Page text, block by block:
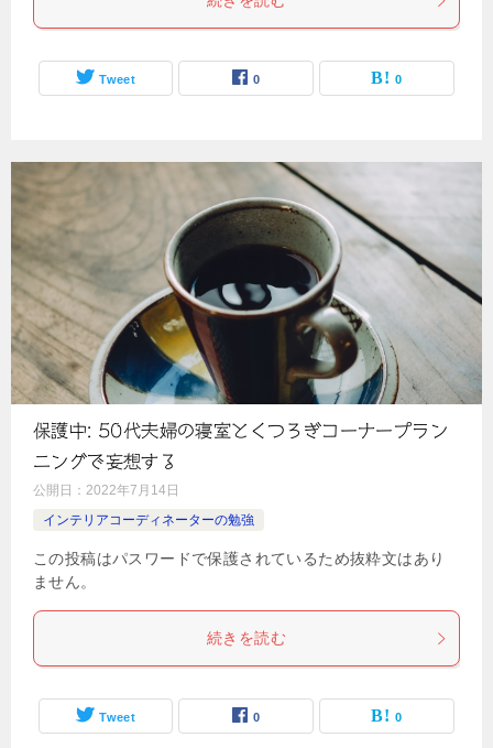
Tweet 0 0
保護中: 50代夫婦の寝室とくつろぎコーナープラン
ニングで妄想する
公開日： 2022年7月14日
インテリアコーディネーターの勉強
この投稿はパスワードで保護されているため抜粋文はあり
ません。
続きを読む
Tweet 0 0